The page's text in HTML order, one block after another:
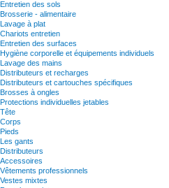
Entretien des sols
Brosserie - alimentaire
Lavage à plat
Chariots entretien
Entretien des surfaces
Hygiène corporelle et équipements individuels
Lavage des mains
Distributeurs et recharges
Distributeurs et cartouches spécifiques
Brosses à ongles
Protections individuelles jetables
Tête
Corps
Pieds
Les gants
Distributeurs
Accessoires
Vêtements professionnels
Vestes mixtes